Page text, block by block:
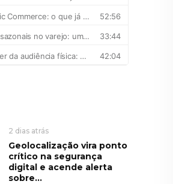
2 dias atrás
Geolocalização vira ponto
crítico na segurança
digital e acende alerta
sobre...